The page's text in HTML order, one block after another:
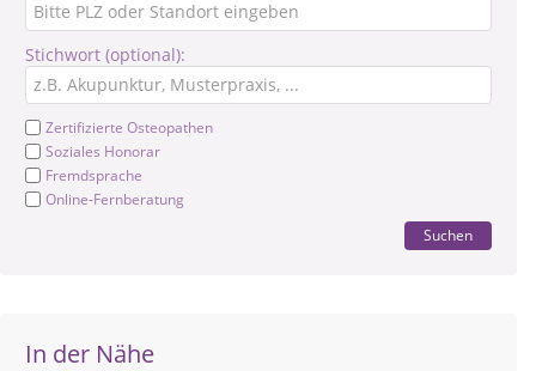
Stichwort (optional):
Zertifizierte Osteopathen
Soziales Honorar
Fremdsprache
Online-Fernberatung
Suchen
In der Nähe